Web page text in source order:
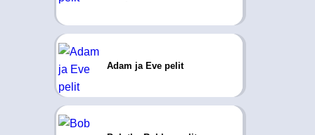
Adam ja Eve pelit